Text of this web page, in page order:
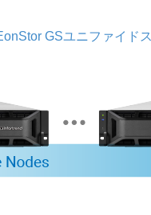
GSユニファイド